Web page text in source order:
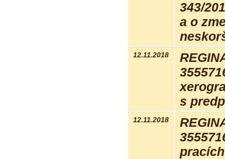
343/
a o
12.11.2018
s
12.11.2018